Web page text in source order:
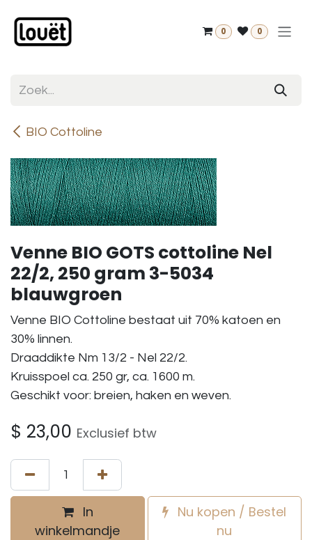
0 0
BIO Cottoline
Venne BIO GOTS cottoline Nel
22/2, 250 gram 3-5034
blauwgroen
Venne BIO Cottoline bestaat uit 70% katoen en
30% linnen.
Draaddikte Nm 13/2 - Nel 22/2.
Kruisspoel ca. 250 gr, ca. 1600 m.
Geschikt voor: breien, haken en weven.
$ 23,00 Exclusief btw
In
winkelmandje
Nu kopen / Bestel
nu